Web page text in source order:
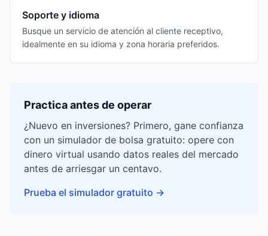
Soporte y idioma
Busque un servicio de atención al cliente receptivo,
idealmente en su idioma y zona horaria preferidos.
Practica antes de operar
¿Nuevo en inversiones? Primero, gane confianza
con un simulador de bolsa gratuito: opere con
dinero virtual usando datos reales del mercado
antes de arriesgar un centavo.
Prueba el simulador gratuito →